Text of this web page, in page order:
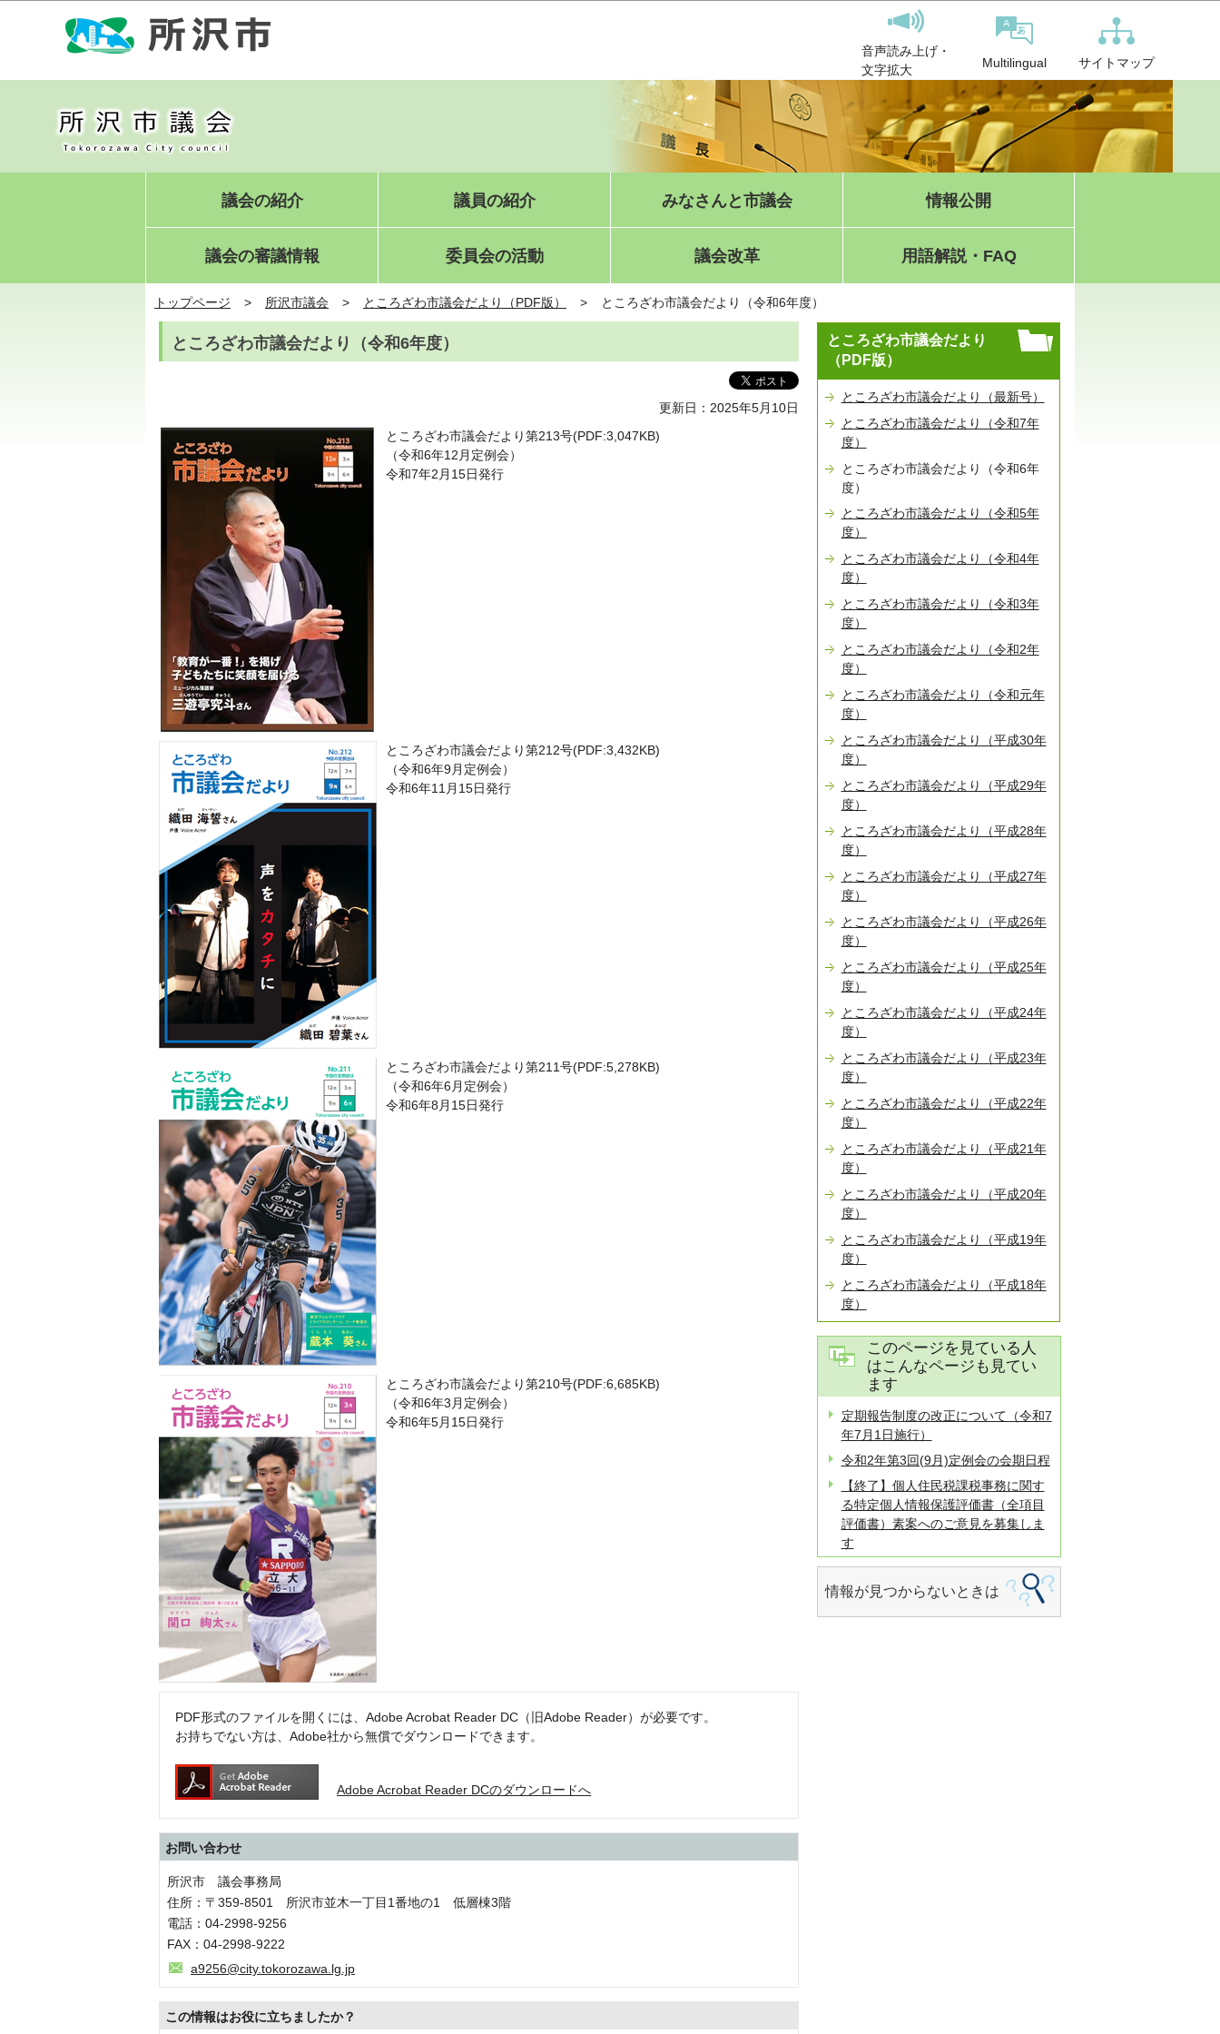
音声読み上げ・
文字拡大
Multilingual サイトマップ
議会の紹介 議員の紹介 みなさんと市議会 情報公開
議会の審議情報 委員会の活動 議会改革 用語解説・FAQ
トップページ 所沢市議会 ところざわ市議会だより（PDF版） ところざわ市議会だより（令和6年度）
ところざわ市議会だより（令和6年度）
更新日：2025年5月10日
ところざわ市議会だより第213号(PDF:3,047KB)
（令和6年12月定例会）
令和7年2月15日発行
ところざわ市議会だより第212号(PDF:3,432KB)
（令和6年9月定例会）
令和6年11月15日発行
ところざわ市議会だより第211号(PDF:5,278KB)
（令和6年6月定例会）
令和6年8月15日発行
ところざわ市議会だより第210号(PDF:6,685KB)
（令和6年3月定例会）
令和6年5月15日発行
PDF形式のファイルを開くには、Adobe Acrobat Reader DC（旧Adobe Reader）が必要です。
お持ちでない方は、Adobe社から無償でダウンロードできます。
Adobe Acrobat Reader DCのダウンロードへ
お問い合わせ
所沢市 議会事務局
住所：〒359-8501 所沢市並木一丁目1番地の1 低層棟3階
電話：04-2998-9256
FAX：04-2998-9222
a9256@city.tokorozawa.lg.jp
この情報はお役に立ちましたか？
ところざわ市議会だより
（PDF版）
ところざわ市議会だより（最新号）
ところざわ市議会だより（令和7年
度）
ところざわ市議会だより（令和6年
度）
ところざわ市議会だより（令和5年
度）
ところざわ市議会だより（令和4年
度）
ところざわ市議会だより（令和3年
度）
ところざわ市議会だより（令和2年
度）
ところざわ市議会だより（令和元年
度）
ところざわ市議会だより（平成30年
度）
ところざわ市議会だより（平成29年
度）
ところざわ市議会だより（平成28年
度）
ところざわ市議会だより（平成27年
度）
ところざわ市議会だより（平成26年
度）
ところざわ市議会だより（平成25年
度）
ところざわ市議会だより（平成24年
度）
ところざわ市議会だより（平成23年
度）
ところざわ市議会だより（平成22年
度）
ところざわ市議会だより（平成21年
度）
ところざわ市議会だより（平成20年
度）
ところざわ市議会だより（平成19年
度）
ところざわ市議会だより（平成18年
度）
このページを見ている人
はこんなページも見てい
ます
定期報告制度の改正について（令和7
年7月1日施行）
令和2年第3回(9月)定例会の会期日程
【終了】個人住民税課税事務に関す
る特定個人情報保護評価書（全項目
評価書）素案へのご意見を募集しま
す
情報が見つからないときは